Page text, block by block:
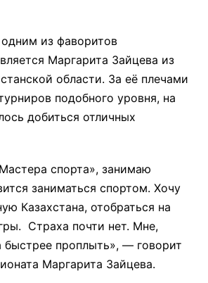
из фаворитов
Маргарита Зайцева из
области. За её плечами
подобного уровня, на
добиться отличных
спорта», занимаю
заниматься спортом. Хочу
Казахстана, отобраться на
Страха почти нет. Мне,
быстрее проплыть», — говорит
Маргарита Зайцева.